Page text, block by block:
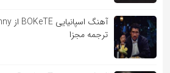
ترجمه مجزا